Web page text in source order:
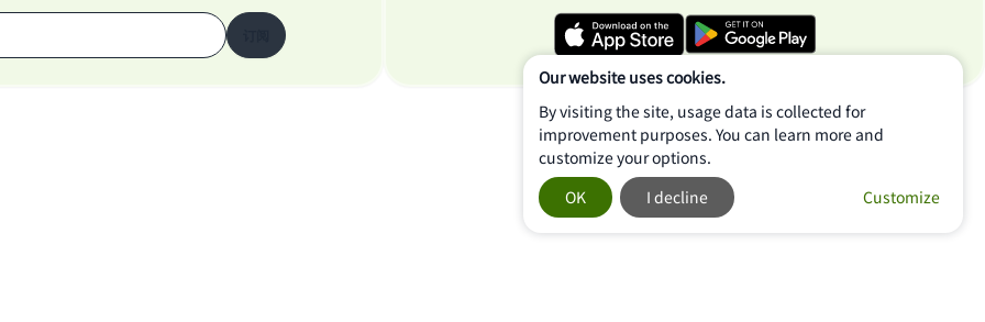
Our website uses cookies.
By visiting the site, usage data is collected for
improvement purposes. You can learn more and
customize your options.
Customize
I decline
OK